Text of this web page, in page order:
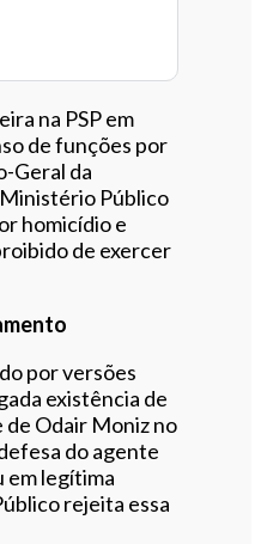
na PSP em
de funções por
Geral da
Público
homicídio e
de exercer
por versões
existência de
de Odair Moniz no
do agente
em legítima
rejeita essa